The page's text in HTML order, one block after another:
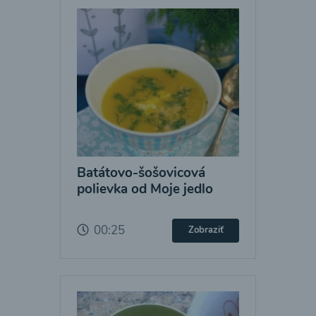
Batátovo-šošovicová
polievka od Moje jedlo
00:25 Zobraziť